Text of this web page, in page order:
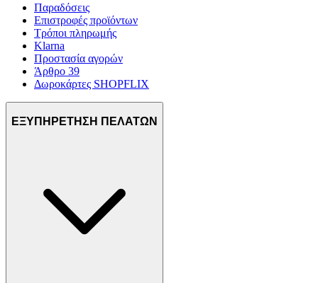
Παραδόσεις
Επιστροφές προϊόντων
Τρόποι πληρωμής
Klarna
Προστασία αγορών
Άρθρο 39
Δωροκάρτες SHOPFLIX
ΕΞΥΠΗΡΕΤΗΣΗ ΠΕΛΑΤΩΝ